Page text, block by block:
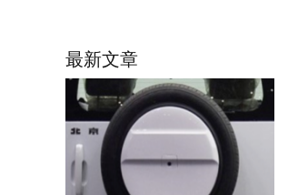
最新文章